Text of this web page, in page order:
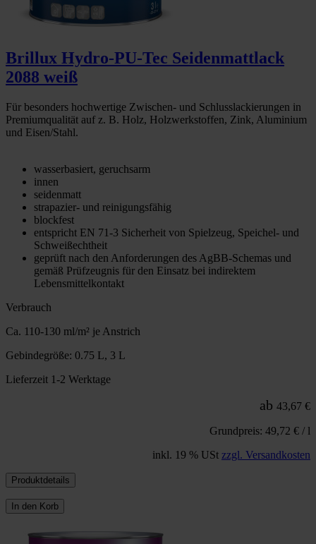
Brillux Hydro-PU-Tec Seidenmattlack
2088 weiß
Für besonders hochwertige Zwischen- und Schlusslackierungen in
Premiumqualität auf z. B. Holz, Holzwerkstoffen, Zink, Aluminium
und Eisen/Stahl.
wasserbasiert, geruchsarm
innen
seidenmatt
strapazier- und reinigungsfähig
blockfest
entspricht EN 71-3 Sicherheit von Spielzeug, Speichel- und
Schweißechtheit
geprüft nach den Anforderungen des AgBB-Schemas und
gemäß Prüfzeugnis für den Einsatz bei indirektem
Lebensmittelkontakt
Verbrauch
Ca. 110-130 ml/m² je Anstrich
Gebindegröße: 0.75 L, 3 L
Lieferzeit 1-2 Werktage
ab 43,67 €
Grundpreis: 49,72 € / l
inkl. 19 % USt zzgl. Versandkosten
Produktdetails
In den Korb